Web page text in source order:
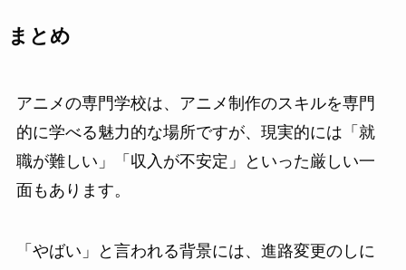
まとめ
アニメの専門学校は、アニメ制作のスキルを専門
的に学べる魅力的な場所ですが、現実的には「就
職が難しい」「収入が不安定」といった厳しい一
面もあります。
「やばい」と言われる背景には、進路変更のしに